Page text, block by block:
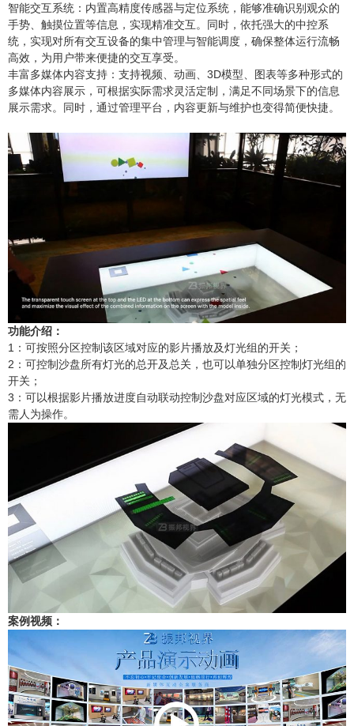
智能交互系统：内置高精度传感器与定位系统，能够准确识别观众的
手势、触摸位置等信息，实现精准交互。同时，依托强大的中控系
统，实现对所有交互设备的集中管理与智能调度，确保整体运行流畅
高效，为用户带来便捷的交互享受。
丰富多媒体内容支持：支持视频、动画、3D模型、图表等多种形式的
多媒体内容展示，可根据实际需求灵活定制，满足不同场景下的信息
展示需求。同时，通过管理平台，内容更新与维护也变得简便快捷。
功能介绍：
1：可按照分区控制该区域对应的影片播放及灯光组的开关；
2：可控制沙盘所有灯光的总开及总关，也可以单独分区控制灯光组的
开关；
3：可以根据影片播放进度自动联动控制沙盘对应区域的灯光模式，无
需人为操作。
案例视频：